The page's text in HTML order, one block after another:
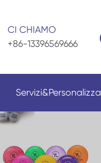
CI CHIAMO
+86-13396569666
日本語
Español
Da Genere
Servizi&Personalizza